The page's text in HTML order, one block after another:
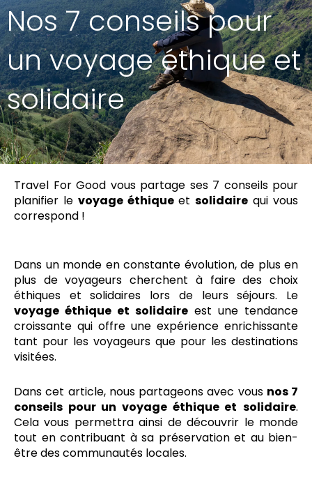
Nos 7 conseils pour
un voyage éthique et
solidaire
Travel For Good vous partage ses 7 conseils pour
planifier le voyage éthiqueetsolidaire qui vous
correspond !
Dans un monde en constante évolution, de plus en
plus de voyageurs cherchent à faire des choix
éthiques et solidaires lors de leurs séjours. Le
voyage éthique et solidaire est une tendance
croissante qui offre une expérience enrichissante
tant pour les voyageurs que pour les destinations
visitées.
Dans cet article, nous partageons avec vous nos 7
conseils pour un voyage éthique et solidaire.
Cela vous permettra ainsi de découvrir le monde
tout en contribuant à sa préservation et au bien-
être des communautés locales.